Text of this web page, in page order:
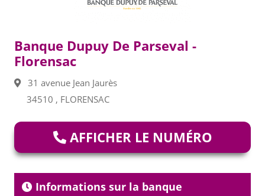
Banque Dupuy De Parseval -
Florensac
31 avenue Jean Jaurès
34510 , FLORENSAC
AFFICHER LE NUMÉRO
Informations sur la banque